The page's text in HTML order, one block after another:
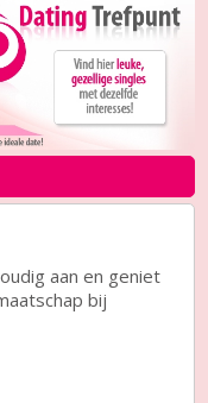
aan en geniet
bij